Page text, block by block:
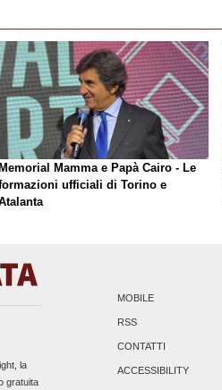
Mamma e Papà Cairo - Le
ufficiali di Torino e
la
gratuita
MOBILE
RSS
CONTATTI
ACCESSIBILITY